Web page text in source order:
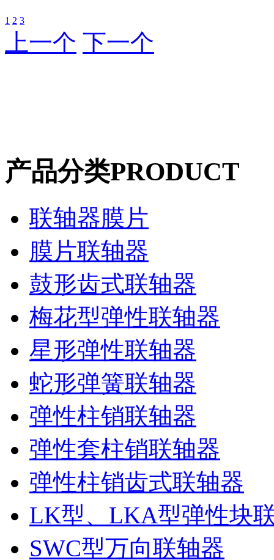
1 2 3
上一个 下一个
产品分类PRODUCT
联轴器膜片
膜片联轴器
鼓形齿式联轴器
梅花型弹性联轴器
星形弹性联轴器
蛇形弹簧联轴器
弹性柱销联轴器
弹性套柱销联轴器
弹性柱销齿式联轴器
LK型、LKA型弹性块
SWC型万向联轴器